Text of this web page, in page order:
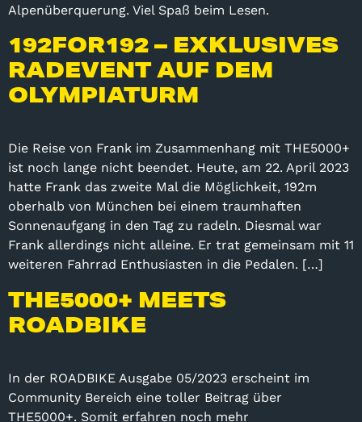
Alpenüberquerung. Viel Spaß beim Lesen.
192FOR192 – EXKLUSIVES
RADEVENT AUF DEM
OLYMPIATURM
Die Reise von Frank im Zusammenhang mit THE5000+
ist noch lange nicht beendet. Heute, am 22. April 2023
hatte Frank das zweite Mal die Möglichkeit, 192m
oberhalb von München bei einem traumhaften
Sonnenaufgang in den Tag zu radeln. Diesmal war
Frank allerdings nicht alleine. Er trat gemeinsam mit 11
weiteren Fahrrad Enthusiasten in die Pedalen. […]
THE5000+ MEETS
ROADBIKE
In der ROADBIKE Ausgabe 05/2023 erscheint im
Community Bereich eine toller Beitrag über
THE5000+. Somit erfahren noch mehr